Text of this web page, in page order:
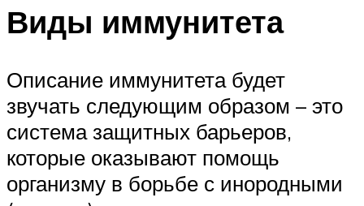
Виды иммунитета
Описание иммунитета будет
звучать следующим образом – это
система защитных барьеров,
которые оказывают помощь
организму в борьбе с инородными